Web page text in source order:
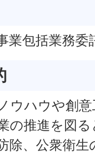
業包括業務委
ウハウや創
の推進を図
除、公衆衛